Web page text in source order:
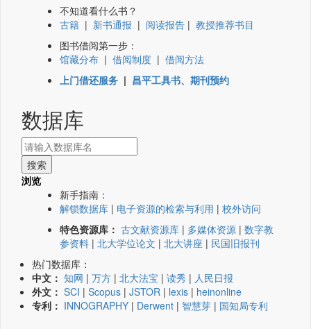
不知道看什么书？
古籍 | 新书通报 | 阅读报告 | 教授推荐书目
图书借阅第一步：
馆藏分布 | 借阅制度 | 借阅方法
上门借还服务 | 昌平工具书、期刊预约
数据库
浏览
新手指南：
解锁数据库 | 电子资源的检索与利用 | 校外访问
特色资源库： 古文献资源库 | 多媒体资源 | 数字教
参资料 | 北大学位论文 | 北大讲座 | 民国旧报刊
热门数据库：
中文： 知网 | 万方 | 北大法宝 | 读秀 | 人民日报
外文： SCI | Scopus | JSTOR | lexis | heinonline
专利： INNOGRAPHY | Derwent | 智慧芽 | 国知局专利